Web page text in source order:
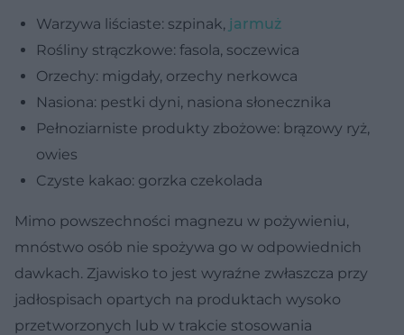
Warzywa liściaste: szpinak, jarmuż
Rośliny strączkowe: fasola, soczewica
Orzechy: migdały, orzechy nerkowca
Nasiona: pestki dyni, nasiona słonecznika
Pełnoziarniste produkty zbożowe: brązowy ryż,
owies
Czyste kakao: gorzka czekolada
Mimo powszechności magnezu w pożywieniu,
mnóstwo osób nie spożywa go w odpowiednich
dawkach. Zjawisko to jest wyraźne zwłaszcza przy
jadłospisach opartych na produktach wysoko
przetworzonych lub w trakcie stosowania